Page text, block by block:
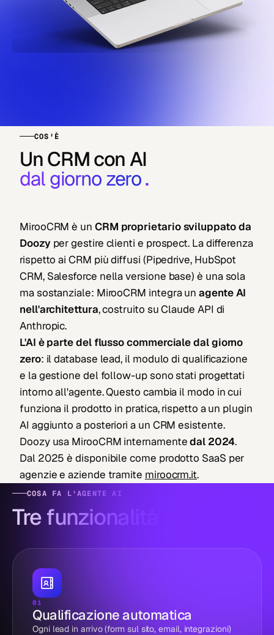
COS'È
Un CRM con AI
dal giorno zero.
MirooCRM è un CRM proprietario sviluppato da
Doozyper gestire clienti e prospect. La differenza
rispetto ai CRM più diffusi (Pipedrive, HubSpot
CRM, Salesforce nella versione base) è una sola
ma sostanziale: MirooCRM integra unagente AI
nell'architettura, costruito su Claude API di
Anthropic.
L'AI è parte del flusso commerciale dal giorno
zero: il database lead, il modulo di qualificazione
e la gestione del follow-up sono stati progettati
intorno all'agente. Questo cambia il modo in cui
funziona il prodotto in pratica, rispetto a un plugin
AI aggiunto a posteriori a un CRM esistente.
Doozy usa MirooCRM internamentedal 2024.
Dal 2025 è disponibile come prodotto SaaS per
agenzie e aziende tramite miroocrm.it.
COSA FA L'AGENTE AI
Tre funzionalità
01
Qualificazione automatica
Ogni lead in arrivo (form sul sito, email, integrazioni)